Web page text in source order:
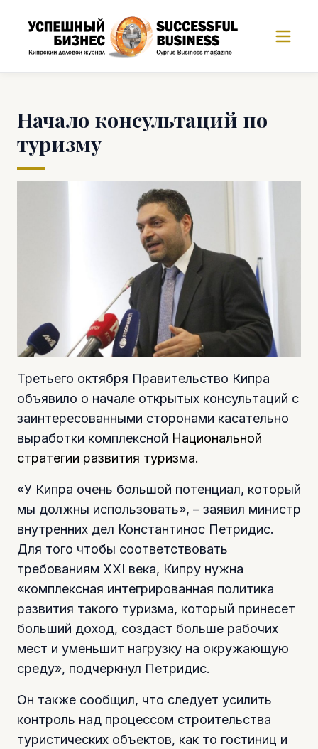
Начало консультаций по
туризму
Третьего октября Правительство Кипра
объявило о начале открытых консультаций с
заинтересованными сторонами касательно
выработки комплексной Национальной
стратегии развития туризма.
«У Кипра очень большой потенциал, который
мы должны использовать», – заявил министр
внутренних дел Константинос Петридис.
Для того чтобы соответствовать
требованиям XXI века, Кипру нужна
«комплексная интегрированная политика
развития такого туризма, который принесет
больший доход, создаст больше рабочих
мест и уменьшит нагрузку на окружающую
среду», подчеркнул Петридис.
Он также сообщил, что следует усилить
контроль над процессом строительства
туристических объектов, как то гостиниц и